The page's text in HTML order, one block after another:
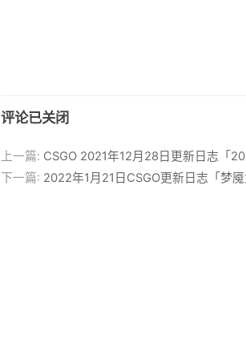
评论已关闭
上一篇: CSGO 2021年12月28日更新日志「
下一篇: 2022年1月21日CSGO更新日志「梦魇